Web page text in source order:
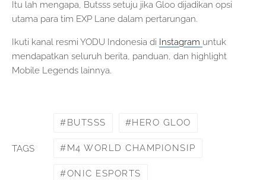
Itu lah mengapa, Butsss setuju jika Gloo dijadikan opsi
utama para tim EXP Lane dalam pertarungan.
Ikuti kanal resmi YODU Indonesia di Instagram untuk
mendapatkan seluruh berita, panduan, dan highlight
Mobile Legends lainnya.
TAGS
BUTSSS HERO GLOO
M4 WORLD CHAMPIONSIP
ONIC ESPORTS